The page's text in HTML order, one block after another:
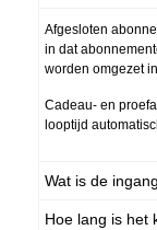
Afgesloten
in dat
worden omgezet
Cadeau- en
looptijd
Wat is de
Hoe lang is het